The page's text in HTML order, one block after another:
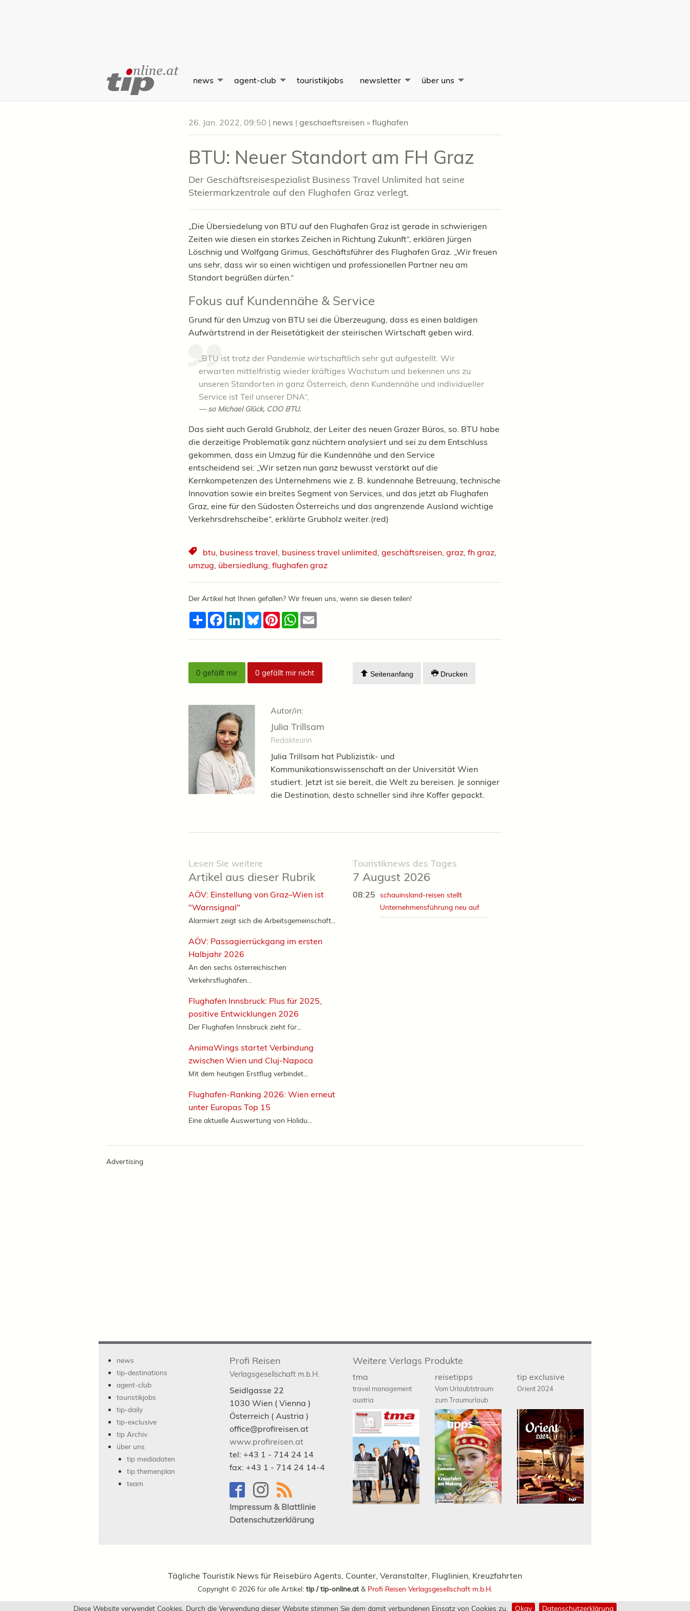
Diese Website verwendet Cookies. Durch die Verwendung dieser Website stimmen Sie dem damit verbundenen Einsatz von Cookies zu. Okay Datenschutzerklärung
Content
news agent-club touristikjobs newsletter über uns
26. Jan. 2022, 09:50 | news | geschaeftsreisen » flughafen
BTU: Neuer Standort am FH Graz
Der Geschäftsreisespezialist Business Travel Unlimited hat seine
Steiermarkzentrale auf den Flughafen Graz verlegt.
„Die Übersiedelung von BTU auf den Flughafen Graz ist gerade in schwierigen
Zeiten wie diesen ein starkes Zeichen in Richtung Zukunft“, erklären Jürgen
Löschnig und Wolfgang Grimus, Geschäftsführer des Flughafen Graz. „Wir freuen
uns sehr, dass wir so einen wichtigen und professionellen Partner neu am
Standort begrüßen dürfen.“
Fokus auf Kundennähe & Service
Grund für den Umzug von BTU sei die Überzeugung, dass es einen baldigen
Aufwärtstrend in der Reisetätigkeit der steirischen Wirtschaft geben wird.
„BTU ist trotz der Pandemie wirtschaftlich sehr gut aufgestellt. Wir
erwarten mittelfristig wieder kräftiges Wachstum und bekennen uns zu
unseren Standorten in ganz Österreich, denn Kundennähe und individueller
Service ist Teil unserer DNA“,
so Michael Glück, COO BTU.
Das sieht auch Gerald Grubholz, der Leiter des neuen Grazer Büros, so. BTU habe
die derzeitige Problematik ganz nüchtern analysiert und sei zu dem Entschluss
gekommen, dass ein Umzug für die Kundennähe und den Service
entscheidend sei: „Wir setzen nun ganz bewusst verstärkt auf die
Kernkompetenzen des Unternehmens wie z. B. kundennahe Betreuung, technische
Innovation sowie ein breites Segment von Services, und das jetzt ab Flughafen
Graz, eine für den Südosten Österreichs und das angrenzende Ausland wichtige
Verkehrsdrehscheibe“, erklärte Grubholz weiter.(red)
btu, business travel, business travel unlimited, geschäftsreisen, graz, fh graz,
umzug, übersiedlung, flughafen graz
Der Artikel hat Ihnen gefallen? Wir freuen uns, wenn sie diesen teilen!
TeilenFacebook
LinkedInBlueskyPinterestWhatsApp
0 gefällt mir 0 gefällt mir nicht Seitenanfang Drucken
Autor/in:
Julia Trillsam
Redakteurin
Julia Trillsam hat Publizistik- und
Kommunikationswissenschaft an der Universität Wien
studiert. Jetzt ist sie bereit, die Welt zu bereisen. Je sonniger
die Destination, desto schneller sind ihre Koffer gepackt.
Touristiknews des Tages
7 August 2026
08:25
schauinsland-reisen stellt
Unternehmensführung neu auf
Lesen Sie weitere
Artikel aus dieser Rubrik
AÖV: Einstellung von Graz–Wien ist
"Warnsignal"
Alarmiert zeigt sich die Arbeitsgemeinschaft...
AÖV: Passagierrückgang im ersten
Halbjahr 2026
An den sechs österreichischen
Verkehrsflughäfen...
Flughafen Innsbruck: Plus für 2025,
positive Entwicklungen 2026
Der Flughafen Innsbruck zieht für...
AnimaWings startet Verbindung
zwischen Wien und Cluj-Napoca
Mit dem heutigen Erstflug verbindet...
Flughafen-Ranking 2026: Wien erneut
unter Europas Top 15
Eine aktuelle Auswertung von Holidu...
Advertising
news
tip-destinations
agent-club
touristikjobs
tip-daily
tip-exclusive
tip Archiv
über uns
tip mediadaten
tip themenplan
team
Profi Reisen
Verlagsgesellschaft m.b.H.
Seidlgasse 22
1030 Wien ( Vienna )
Österreich ( Austria )
office@profireisen.at
www.profireisen.at
tel: +43 1 - 714 24 14
fax: +43 1 - 714 24 14-4
Impressum & Blattlinie
Datenschutzerklärung
Weitere Verlags Produkte
tma
travel management
austria
reisetipps
Vom Urlaubtstraum
zum Traumurlaub
tip exclusive
Orient 2024
Tägliche Touristik News für Reisebüro Agents, Counter, Veranstalter, Fluglinien, Kreuzfahrten
Copyright © 2026 für alle Artikel: tip / tip-online.at & Profi Reisen Verlagsgesellschaft m.b.H.